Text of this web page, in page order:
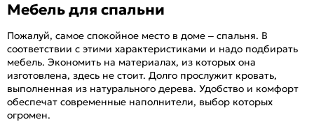
Мебель для спальни
Пожалуй, самое спокойное место в доме – спальня. В
соответствии с этими характеристиками и надо подбирать
мебель. Экономить на материалах, из которых она
изготовлена, здесь не стоит. Долго прослужит кровать,
выполненная из натурального дерева. Удобство и комфорт
обеспечат современные наполнители, выбор которых
огромен.